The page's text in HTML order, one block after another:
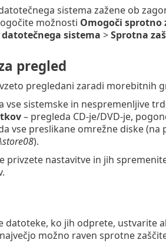
sistema zažene ob
možnosti Omogoči sprotno
sistema >Sprotna
pregled
pregledani zaradi morebitnih
vse sistemske in nespremenljive
– pregleda CD-je/DVD-je,
vse preslikane omrežne diske (na
).
privzete nastavitve in jih
datoteke, ko jih odprete, ustvarite
možno raven sprotne